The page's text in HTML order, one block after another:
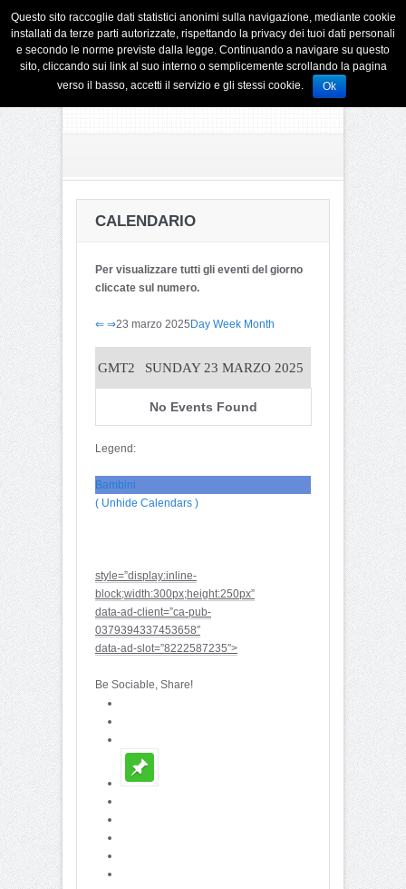
CALENDARIO
Per visualizzare tutti gli eventi del giorno
cliccate sul numero.
⇐ ⇒23 marzo 2025Day Week Month
GMT2 SUNDAY 23 MARZO 2025
No Events Found
Legend:
Bambini
( Unhide Calendars )
style=”display:inline-
block;width:300px;height:250px”
data-ad-client=”ca-pub-
0379394337453658″
data-ad-slot=”8222587235″>
Be Sociable, Share!
Questo sito raccoglie dati statistici anonimi sulla navigazione, mediante cookie
installati da terze parti autorizzate, rispettando la privacy dei tuoi dati personali
e secondo le norme previste dalla legge. Continuando a navigare su questo
sito, cliccando sui link al suo interno o semplicemente scrollando la pagina
verso il basso, accetti il servizio e gli stessi cookie.
Ok